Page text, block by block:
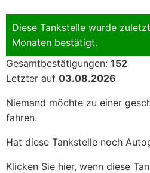
Diese Tankstelle wurde
Monaten bestätigt.
Gesamtbestätigungen: 152
Letzter auf 03.08.2026
Niemand möchte zu einer
fahren.
Hat diese Tankstelle noch
Klicken Sie hier, wenn diese